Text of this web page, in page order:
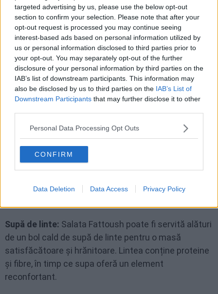
targeted advertising by us, please use the below opt-out
section to confirm your selection. Please note that after your
opt-out request is processed you may continue seeing
interest-based ads based on personal information utilized by
us or personal information disclosed to third parties prior to
your opt-out. You may separately opt-out of the further
disclosure of your personal information by third parties on the
IAB’s list of downstream participants. This information may
also be disclosed by us to third parties on the IAB’s List of
Downstream Participants that may further disclose it to other
Personal Data Processing Opt Outs
CONFIRM
Data Deletion Data Access Privacy Policy
completă și satisfăcătoare. Proteinele slabe din pui
sau pește vor ajuta la echilibrarea carbohidraților și a
fibrelor din salată.
Hummus și lipie: Salata Fattoush poate fi servită cu
hummusși lipie pentru o masă delicioasă și
satisfăcătoare. Hummusul este o sursă de proteine
și grăsimi sănătoase, în timp ce lipia conține
carbohidrațișifibre.
Salata Fattoush poate fi asortată cu falafel
un fel de mâncare din Orientul Mijlociu preparat din
năut zdrobit și condimente, compoziție care se
vegetariană de proteine și completează aromele
Supă de linte: Salata Fattoush poate fi servită alături
de un bol cald de supă de linte pentru o masă
satisfăcătoare și hrănitoare. Lintea conține proteine
și fibre, în timp ce supa oferă un element
reconfortant.